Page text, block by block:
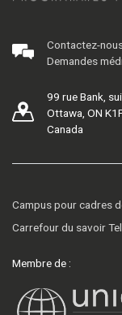
Contactez-
Demandes
99 rue Bank,
Ottawa, ON
Canada
Campus pour cadres
Carrefour du savoir
Membre de :